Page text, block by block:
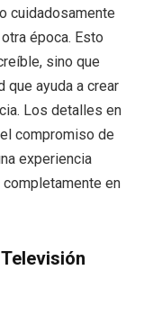
cuidadosamente
época. Esto
sino que
que ayuda a crear
Los detalles en
compromiso de
experiencia
en